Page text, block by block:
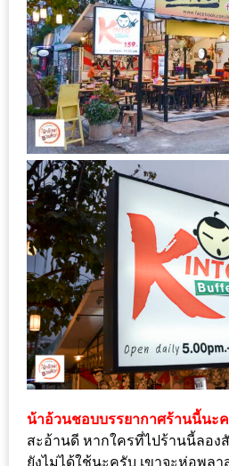
CHECKOUT
DRAFT
–
บาร์บีคิว
สาว
เหนือ
กับ
สลัด
หนุ่ม
บ้านนา
เมนู
เด็ด
จาก
ANNA
ที่
เอาชนะ
น้าอ้วนชอบบรรยากาศร้านนี้นะ
สะอ้านดี หากใครที่ไปร้านนี้ลอง
ยังไม่ได้ใช้นะครับ เขาจะห่อพล